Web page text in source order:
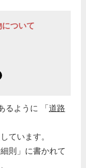
ついて
るように 「道路
ています。
則」に書かれて